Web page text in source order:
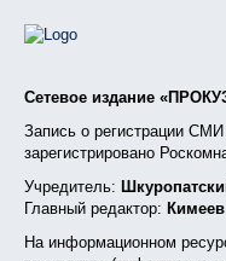
Сетевое издание
Запись о регистрации
зарегистрировано
Учредитель:
Главный редактор:
На информационном